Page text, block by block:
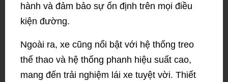
hành và đảm bảo sự ổn định trên mọi điều
kiện đường.
Ngoài ra, xe cũng nổi bật với hệ thống treo
thể thao và hệ thống phanh hiệu suất cao,
mang đến trải nghiệm lái xe tuyệt vời. Thiết